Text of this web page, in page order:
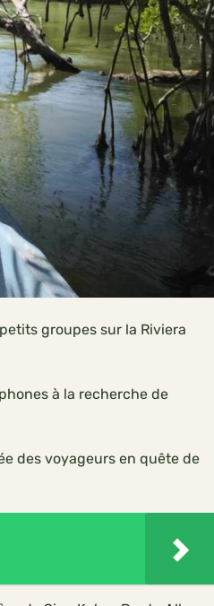
groupes sur la Riviera
à la recherche de
des voyageurs en quête de